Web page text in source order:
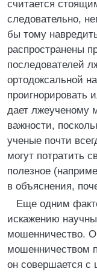
считается
следовательно,
бы тому
распространены
последователей
ортодоксальной
проигнорировать
дает лжеученому
важности,
ученые почти
могут потратить
полезное
в объяснения,
Еще одним
искажению
мошенничество.
мошенничеством
он совершается с